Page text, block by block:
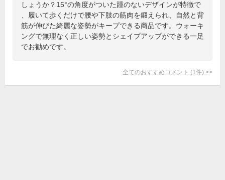
しょうか？15°の角度がついた踵のないデザインが特徴で
、履いて歩くだけで腰や下肢の筋肉を鍛えられ、自然と背
筋が伸びた綺麗な姿勢がキープできる商品です。ウォーキ
ングで無理なく正しい姿勢とシェイプアップができる一足
でお勧めです。
全てのおすすめコメント (1 件) >